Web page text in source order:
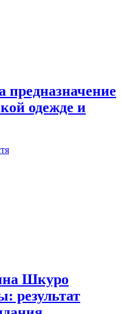
одежде и
Шкуро
результат